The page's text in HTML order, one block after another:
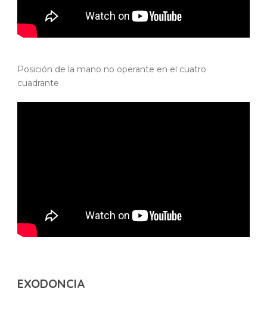
Posición de la mano no operante en el cuatro
cuadrante
EXODONCIA